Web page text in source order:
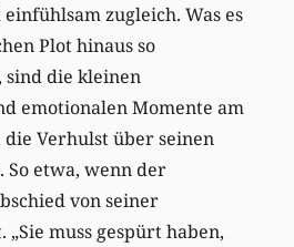
zugleich. Was es
Plot hinaus so
sind die kleinen
emotionalen Momente am
die Verhulst über seinen
etwa, wenn der
von seiner
muss gespürt haben,